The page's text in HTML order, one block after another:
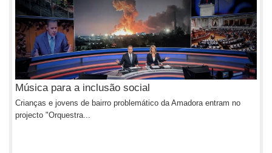
Música para a inclusão social
Crianças e jovens de bairro problemático da Amadora entram no
projecto "Orquestra...